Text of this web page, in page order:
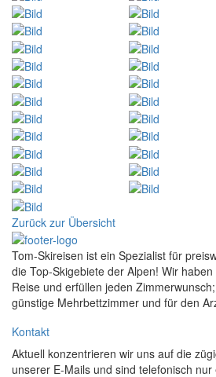
Zurück zur Übersicht
Tom-Skireisen ist ein Spezialist für
die Top-Skigebiete der Alpen! Wir
Reise und erfüllen jeden
günstige Mehrbettzimmer und für den
Kontakt
Aktuell konzentrieren wir uns auf die
unserer E-Mails und sind telefonisch